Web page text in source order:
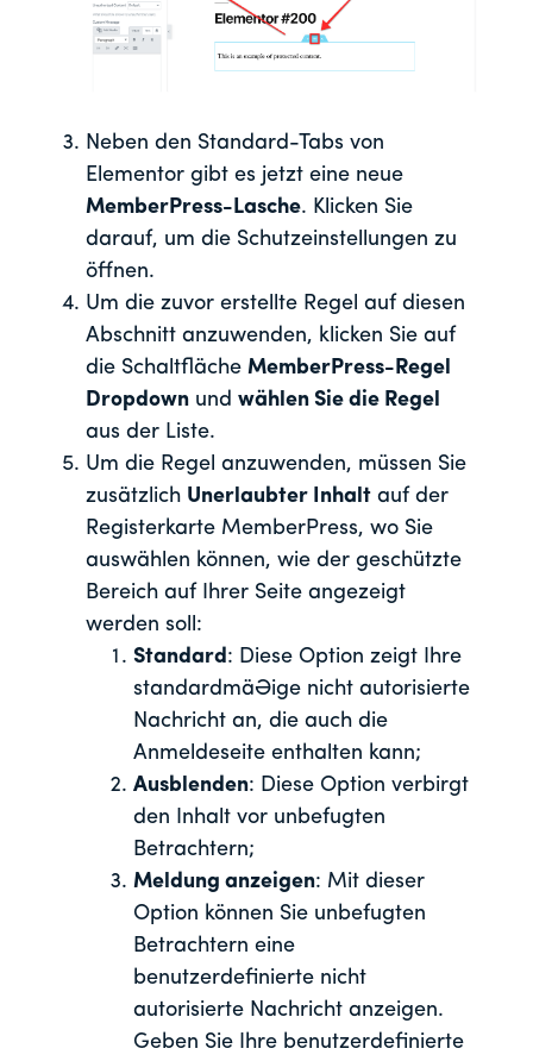
Neben den Standard-Tabs von
Elementor gibt es jetzt eine neue
MemberPress-Lasche. Klicken Sie
darauf, um die Schutzeinstellungen zu
öffnen.
Um die zuvor erstellte Regel auf diesen
Abschnitt anzuwenden, klicken Sie auf
die Schaltfläche MemberPress-Regel
Dropdown und wählen Sie die Regel
aus der Liste.
Um die Regel anzuwenden, müssen Sie
zusätzlich Unerlaubter Inhalt auf der
Registerkarte MemberPress, wo Sie
auswählen können, wie der geschützte
Bereich auf Ihrer Seite angezeigt
werden soll:
Standard : Diese Option zeigt Ihre
standardmäßige nicht autorisierte
Nachricht an, die auch die
Anmeldeseite enthalten kann;
Ausblenden: Diese Option verbirgt
den Inhalt vor unbefugten
Betrachtern;
Meldung anzeigen: Mit dieser
Option können Sie unbefugten
Betrachtern eine
benutzerdefinierte nicht
autorisierte Nachricht anzeigen.
Geben Sie Ihre benutzerdefinierte